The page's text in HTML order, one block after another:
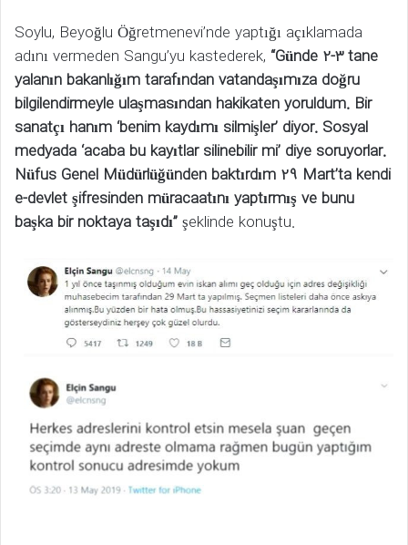
Soylu, Beyoğlu Öğretmenevi’nde yaptığı açıklamada
adını vermeden Sangu’yu kastederek, “Günde 2-3 tane
yalanın bakanlığım tarafından vatandaşımıza doğru
bilgilendirmeyle ulaşmasından hakikaten yoruldum. Bir
sanatçı hanım ‘benim kaydımı silmişler’ diyor. Sosyal
medyada ‘acaba bu kayıtlar silinebilir mi’ diye soruyorlar.
Nüfus Genel Müdürlüğünden baktırdım 29 Mart’ta kendi
e-devlet şifresinden müracaatını yaptırmış ve bunu
başka bir noktaya taşıdı”şeklinde konuştu.